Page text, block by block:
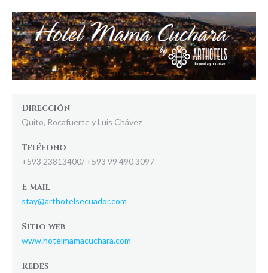
Dirección
Quito, Rocafuerte y Luis Chávez
Teléfono
+593 23813400/ +593 99 490 3097
E-mail
stay@arthotelsecuador.com
Sitio web
www.hotelmamacuchara.com
Redes